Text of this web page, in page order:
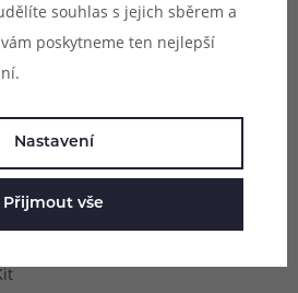
Lite Pod Kit
Pod Kit
Mini Pod Kit
Pro Pod Kit
souhlas s jejich sběrem a
poskytneme ten nejlepší
Nastavení
Přijmout vše